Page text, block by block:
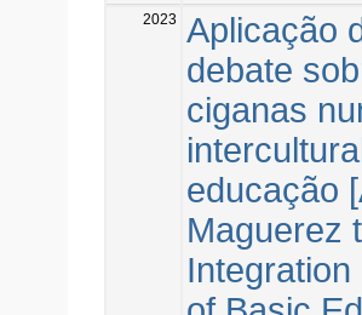
2023
Aplicação
debate
ciganas
educação
Maguerez